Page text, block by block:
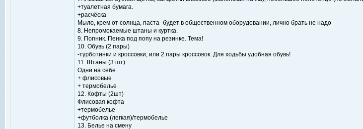
+туалетная бумага.
+расчёска
Мыло, крем от солнца, паста- будет в общественном оборудовании, лично брать не надо
8. Непромокаемые штаны и куртка.
9. Попник. Пенка под попу на резинке. Тема!
10. Обувь (2 пары)
-турботинки и кроссовки, или 2 пары кроссовок. Для ходьбы удобная обувь!
11. Штаны (3 шт)
Одни на себе
+ флисовые
+ термобелье
12. Кофты (2шт)
Флисовая кофта
+термобелье
+футболка (легкая)/термобелье
13. Белье на смену